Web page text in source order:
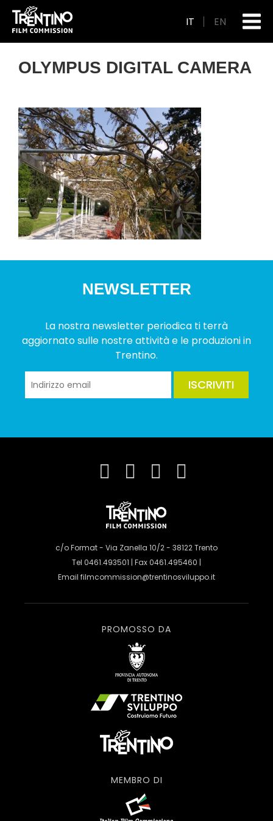
IT EN
OLYMPUS DIGITAL CAMERA
NEWSLETTER
La nostra newsletter periodica ti terrà
aggiornato sulle nostre attività e le produzioni in
Trentino.
ISCRIVITI
c/o Format - Via Zanella 10/2 - 38122 Trento
Tel 0461.493501 | Fax 0461.495460 |
Email filmcommission@trentinosviluppo.it
PROMOSSO DA
MEMBRO DI